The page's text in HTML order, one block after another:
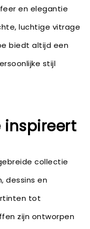
en elegantie
luchtige vitrage
biedt altijd een
stijl
inspireert
collectie
dessins en
tot
zijn ontworpen